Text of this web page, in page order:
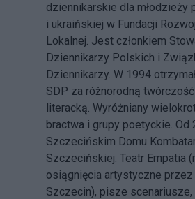
dziennikarskie dla młodzieży
i ukraińskiej w Fundacji
Lokalnej. Jest członkiem
Dziennikarzy Polskich i
Dziennikarzy. W 1994
SDP za różnorodną
literacką. Wyróżniany
bractwa i grupy poetyckie.
Szczecińskim Domu
Szczecińskiej: Teatr Empatia
osiągnięcia artystyczne
Szczecin), pisze scenariusze,